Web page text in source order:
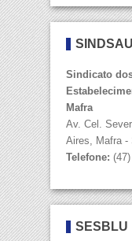
Sindicato
Mafra
Av. Cel.
Aires, Mafra -
Telefone:
SESBLU